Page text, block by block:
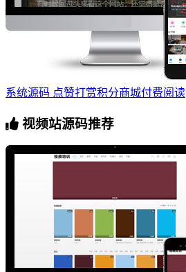
系统源码 点赞打赏积分商城付费阅读
视频站源码推荐